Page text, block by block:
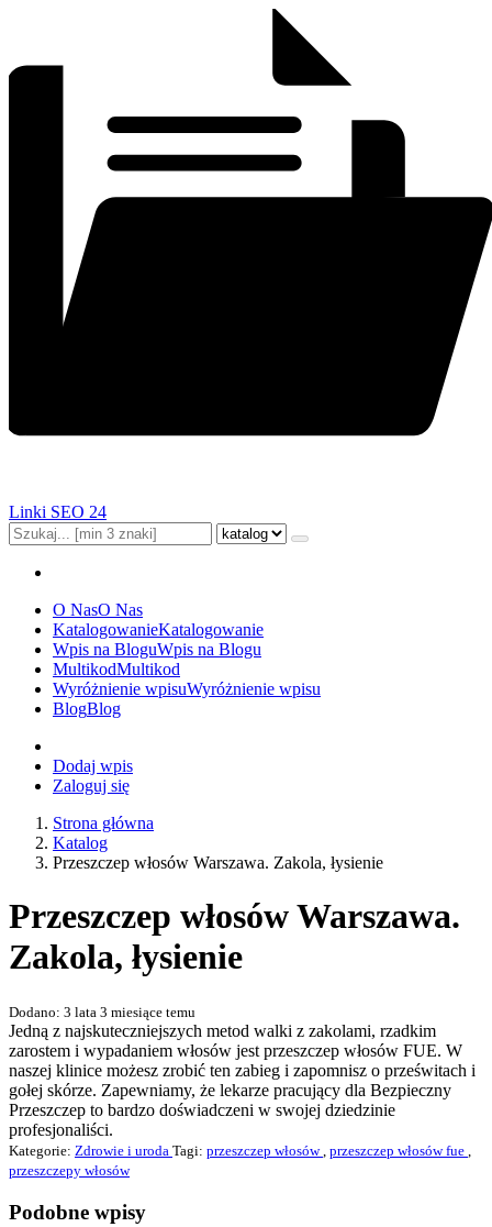
Linki SEO 24
O NasO Nas
KatalogowanieKatalogowanie
Wpis na BloguWpis na Blogu
MultikodMultikod
Wyróżnienie wpisuWyróżnienie wpisu
BlogBlog
Dodaj wpis
Zaloguj się
Strona główna
Katalog
Przeszczep włosów Warszawa. Zakola, łysienie
Przeszczep włosów Warszawa.
Zakola, łysienie
Dodano: 3 lata 3 miesiące temu
Jedną z najskuteczniejszych metod walki z zakolami, rzadkim
zarostem i wypadaniem włosów jest przeszczep włosów FUE. W
naszej klinice możesz zrobić ten zabieg i zapomnisz o prześwitach i
gołej skórze. Zapewniamy, że lekarze pracujący dla Bezpieczny
Przeszczep to bardzo doświadczeni w swojej dziedzinie
profesjonaliści.
Kategorie: Zdrowie i uroda Tagi: przeszczep włosów przeszczep włosów fue
przeszczepy włosów
Podobne wpisy